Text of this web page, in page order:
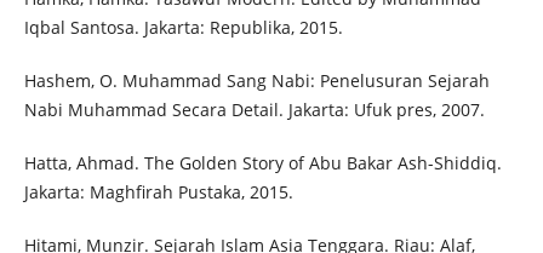
Iqbal Santosa. Jakarta: Republika, 2015.
Hashem, O. Muhammad Sang Nabi: Penelusuran Sejarah
Nabi Muhammad Secara Detail. Jakarta: Ufuk pres, 2007.
Hatta, Ahmad. The Golden Story of Abu Bakar Ash-Shiddiq.
Jakarta: Maghfirah Pustaka, 2015.
Hitami, Munzir. Sejarah Islam Asia Tenggara. Riau: Alaf,